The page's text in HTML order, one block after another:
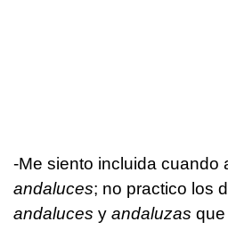
-Me siento incluida cuando
andaluces; no practico los
andaluces y andaluzas